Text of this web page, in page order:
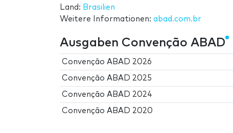
Land: Brasilien
Weitere Informationen: abad.com.br
Ausgaben Convenção ABAD
Convenção ABAD 2026
Convenção ABAD 2025
Convenção ABAD 2024
Convenção ABAD 2020